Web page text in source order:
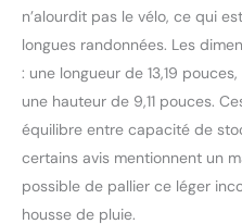
n’alourdit pas le vélo, ce qui
longues randonnées. Les
: une longueur de 13,19
une hauteur de 9,11 pouces.
équilibre entre capacité de
certains avis mentionnent un
possible de pallier ce léger
housse de pluie.